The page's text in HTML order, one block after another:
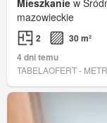
mazowieckie
2
30 m²
4 dni temu
TABELAOFERT -